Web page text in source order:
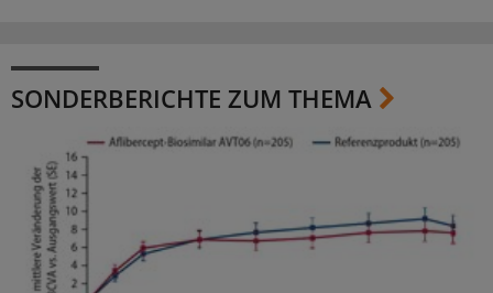
SONDERBERICHTE ZUM THEMA